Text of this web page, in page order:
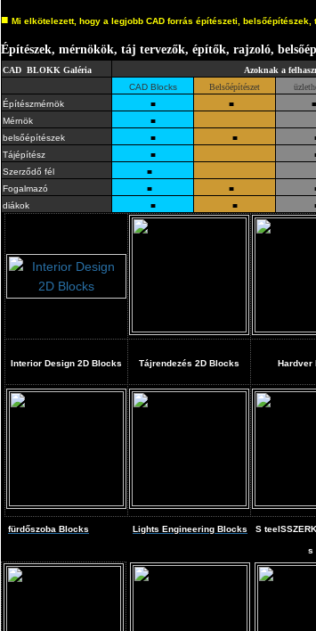
■ Mi elkötelezett, hogy a legjobb CAD forrás építészeti,
Építészek, mérnökök, táj tervezők, építők, rajzoló,
CAD BLOKK Galéria
Azoknak a
CAD Blocks
Belsőépítészet
Építészmérnök
■ ■ ■
Mérnök
■
belsőépítészek
■ ■
Tájépítész
■
Szerződő fél
■
Fogalmazó
■ ■
diákok
■ ■
Interior Design 2D Blocks Tájrendezés 2D Blocks Hardver
fürdőszoba Blocks Lights Engineering Blocks Steel
s